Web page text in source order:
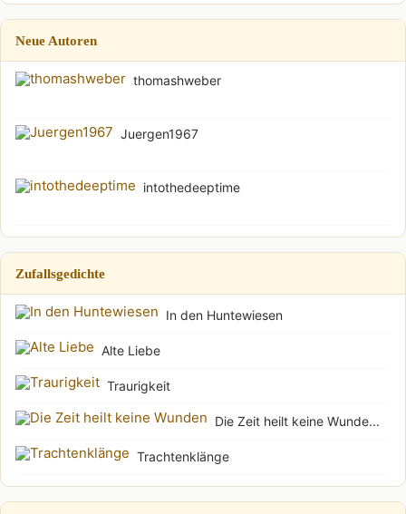
Neue Autoren
thomashweber
Juergen1967
intothedeeptime
Zufallsgedichte
In den Huntewiesen
Alte Liebe
Traurigkeit
Die Zeit heilt keine Wunde...
Trachtenklänge